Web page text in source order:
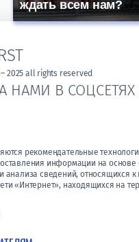
ждать всем нам?
НАМИ В СОЦСЕТЯХ
рекомендательные
информации на основе
анализа сведений, относящихся
«Интернет», находящихся на
2025 all rights reserved